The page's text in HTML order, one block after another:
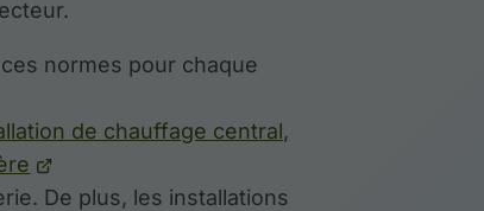
normes pour chaque
de chauffage central,
De plus, les installations